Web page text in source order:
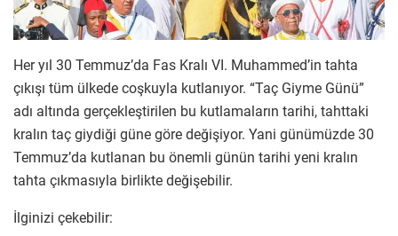
Her yıl 30 Temmuz’da Fas Kralı VI. Muhammed’in tahta
çıkışı tüm ülkede coşkuyla kutlanıyor. “Taç Giyme Günü”
adı altında gerçekleştirilen bu kutlamaların tarihi, tahttaki
kralın taç giydiği güne göre değişiyor. Yani günümüzde 30
Temmuz’da kutlanan bu önemli günün tarihi yeni kralın
tahta çıkmasıyla birlikte değişebilir.
İlginizi çekebilir: